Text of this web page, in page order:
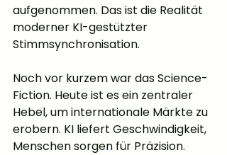
aufgenommen. Das ist die Realität
moderner KI-gestützter
Stimmsynchronisation.
Noch vor kurzem war das Science-
Fiction. Heute ist es ein zentraler
Hebel, um internationale Märkte zu
erobern. KI liefert Geschwindigkeit,
Menschen sorgen für Präzision.